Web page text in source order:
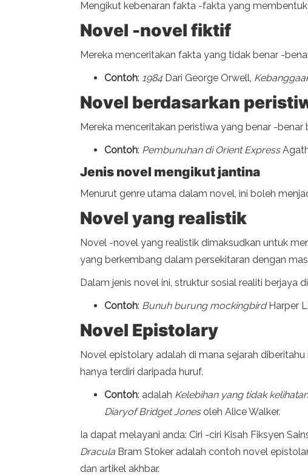
Mengikut kebenaran fakta -fakta yang
Novel -novel fiktif
Mereka menceritakan fakta yang tidak benar -
Contoh: 1984 Dari George Orwell,
Novel berdasarkan
Mereka menceritakan peristiwa yang benar -
Contoh: Pembunuhan di Orient Express
Jenis novel mengikut jantina
Menurut genre utama dalam novel, ini boleh
Novel yang realistik
Novel -novel yang realistik dimaksudkan untuk
yang berkembang dalam persekitaran dengan
Dalam jenis novel ini, struktur sosial realiti berjaya
Contoh: Bunuh burung mockingbirdHarper
Novel Epistolary
Novel epistolary adalah di mana sejarah
hanya terdiri daripada huruf.
Contoh: adalah Kelebihan yang tidak kelihatan
Diaryof Bridget Jonesoleh Alice Walker.
Ia dapat melayani anda: Ciri -ciri Kisah Fiksyen
Dracula Bram Stoker adalah contoh novel
dan artikel akhbar.